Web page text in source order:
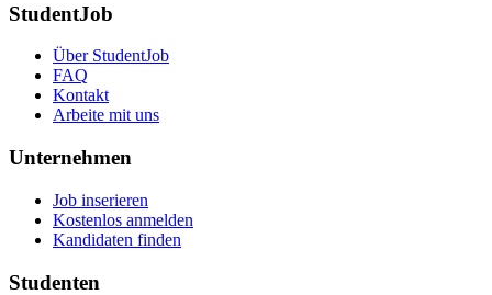
StudentJob
Über StudentJob
FAQ
Kontakt
Arbeite mit uns
Unternehmen
Job inserieren
Kostenlos anmelden
Kandidaten finden
Studenten